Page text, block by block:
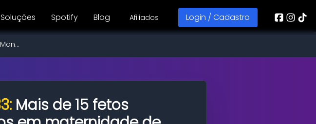
Soluções Spotify Blog Afiliados Login / Cadastro
Mais de 15 fetos